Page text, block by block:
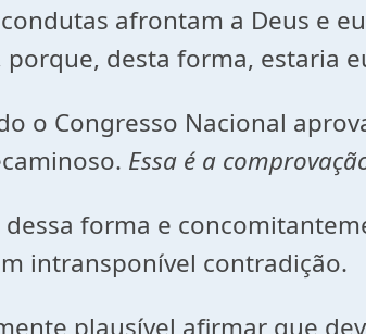
afrontam a Deus e
desta forma, estaria
o Congresso Nacional
Essa é a
dessa forma e
intransponível contradição.
plausível afirmar que